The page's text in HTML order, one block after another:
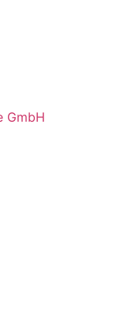
GmbH